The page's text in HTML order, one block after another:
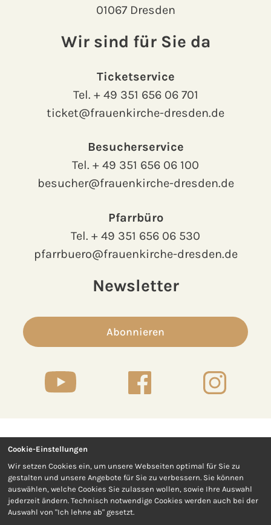
01067 Dresden
Wir sind für Sie da
Ticketservice
Tel. + 49 351 656 06 701
ticket@frauenkirche-dresden.de
Besucherservice
Tel. + 49 351 656 06 100
besucher@frauenkirche-dresden.de
Pfarrbüro
Tel. + 49 351 656 06 530
pfarrbuero@frauenkirche-dresden.de
Newsletter
Abonnieren
Kontakt
Impressum Datenschutz
Barrierefreiheit
Cookie-Einstellungen
Wir setzen Cookies ein, um unsere Webseiten optimal für Sie zu
gestalten und unsere Angebote für Sie zu verbessern. Sie können
auswählen, welche Cookies Sie zulassen wollen, sowie Ihre Auswahl
jederzeit ändern. Technisch notwendige Cookies werden auch bei der
Auswahl von "Ich lehne ab" gesetzt.